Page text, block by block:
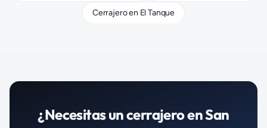
Cerrajeroen El Tanque
¿Necesitas uncerrajeroenSan